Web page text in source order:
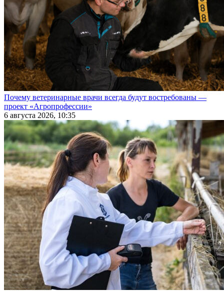
Почему ветеринарные врачи всегда будут востребованы —
проект «Агропрофессии»
6 августа 2026, 10:35